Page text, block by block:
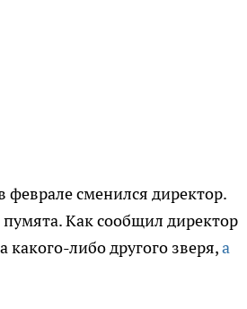
феврале сменился директор.
Как сообщил директор
либо другого зверя,а